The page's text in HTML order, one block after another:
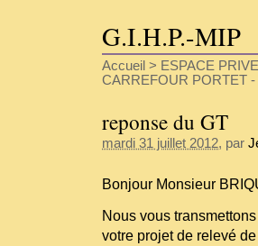
G.I.H.P.-MIP
Accueil > ESPACE PRIVE
CARREFOUR PORTET -
reponse du GT
mardi 31 juillet 2012, par
Bonjour Monsieur
Nous vous
votre projet de relevé